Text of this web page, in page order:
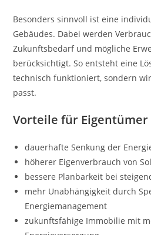
Besonders sinnvoll ist eine
Gebäudes. Dabei werden
Zukunftsbedarf und mögliche
berücksichtigt. So entsteht eine
technisch funktioniert, sondern
passt.
Vorteile für Eigentümer
dauerhafte Senkung der
höherer Eigenverbrauch von
bessere Planbarkeit bei
mehr Unabhängigkeit durch
Energiemanagement
zukunftsfähige Immobilie mit